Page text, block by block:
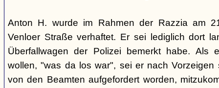
Anton H. wurde im Rahmen der Razzia am
Venloer Straße verhaftet. Er sei lediglich dort
Überfallwagen der Polizei bemerkt habe. Als
wollen, "was da los war", sei er nach Vorzeigen
von den Beamten aufgefordert worden,